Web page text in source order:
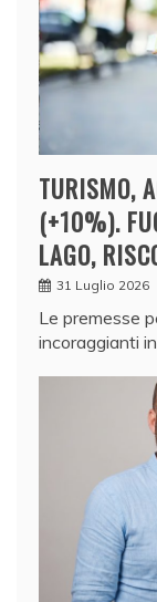
TURISMO,
(+10%).
LAGO,
31 Luglio 2026
Le premesse
incoraggianti